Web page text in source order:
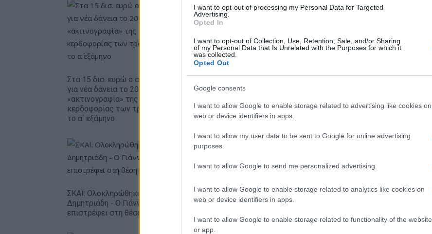
I want to opt-out of processing my Personal Data for Targeted
Advertising.
Opted In
I want to opt-out of Collection, Use, Retention, Sale, and/or Sharing
of my Personal Data that Is Unrelated with the Purposes for which it
was collected.
Opted Out
Google consents
I want to allow Google to enable storage related to advertising like cookies on
web or device identifiers in apps.
I want to allow my user data to be sent to Google for online advertising
purposes.
I want to allow Google to send me personalized advertising.
I want to allow Google to enable storage related to analytics like cookies on
web or device identifiers in apps.
I want to allow Google to enable storage related to functionality of the website
or app.
Στα 15 δισ. ευρώ ο στόχος
για νέα δάνεια το 2026 - Η
«ακτινογραφία» της
κερδοφορίας των τραπεζών
το α΄ εξάμηνο
Όμιλος ΔΕΗ: Νέα συμφωνία
για χαρτοφυλάκιο έργων
ΑΠΕ άνω των 2 GW σε
πώληση συμμετοχής στο
ΣΚΑΪ: Ολοκληρώθηκε η θητεία του Γρηγόρη
Δημητριάδη - Ο Γιάννης Αλαφούζος
επιστρέφει στη θέση του CEO
Media: Με ενίσχυση 8 εκατ. ευρώ σε 451
επιχειρήσεις ξεκίνησε το πρόγραμμα